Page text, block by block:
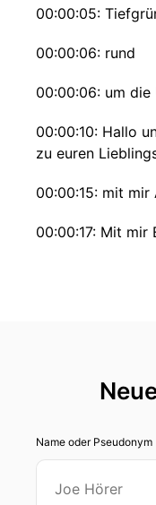
00:00:05:
00:00:06: rund
00:00:06: um die
00:00:10: Hallo
zu euren
00:00:15: mit mir
00:00:17: Mit mir
00:00:35: Wo
super super gut
Name oder Pseudonym